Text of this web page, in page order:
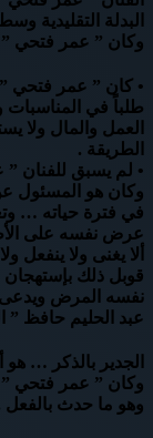
البدلة التقليدية
وكان ” عمر فتحي ”
• كان ” عمر فتحي ”
طلباً في المناسبات
العمل والمال ولا
الطريقة .
• لم يسبق للفنان ”
عرض نفسه على
ألا يغنى ولا
قوبل ذلك بإستهجان
نفسه المرض
عبد الحليم حافظ ”
الجدير بالذكر …
وكان ” عمر فتحي
وهو ما حدث بالفعل